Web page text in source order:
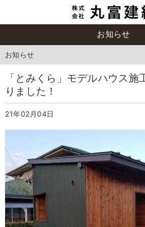
お知らせ
お知らせ
「とみくら」モデルハウス
りました！
21年02月04日